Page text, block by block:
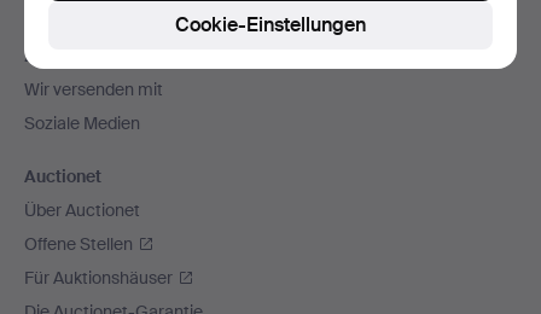
Zahlungsweisen
Wir versenden mit
Soziale Medien
Auctionet
Über Auctionet
Offene Stellen
Für Auktionshäuser
Cookie-Einstellungen